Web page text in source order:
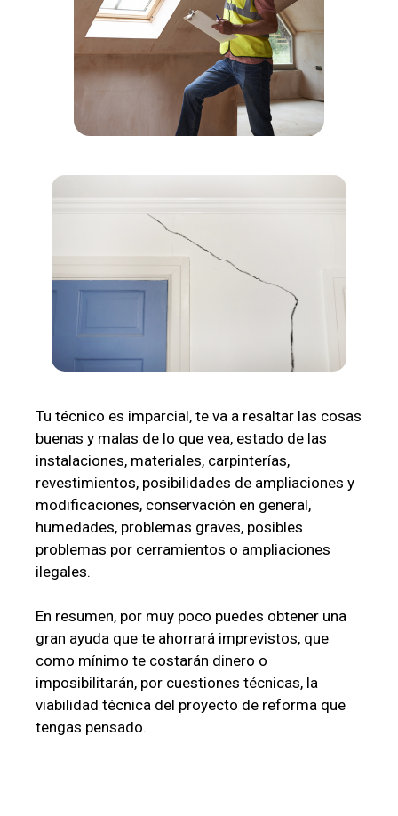
Tu técnico es imparcial, te va a resaltar las cosas
buenas y malas de lo que vea, estado de las
instalaciones, materiales, carpinterías,
revestimientos, posibilidades de ampliaciones y
modificaciones, conservación en general,
humedades, problemas graves, posibles
problemas por cerramientos o ampliaciones
ilegales.
En resumen, por muy poco puedes obtener una
gran ayuda que te ahorrará imprevistos, que
como mínimo te costarán dinero o
imposibilitarán, por cuestiones técnicas, la
viabilidad técnica del proyecto de reforma que
tengas pensado.